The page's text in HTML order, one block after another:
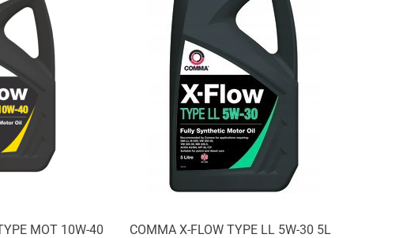
MOT 10W-40
Produkt niedostępny
COMMA X-FLOW TYPE LL 5W-30 5L